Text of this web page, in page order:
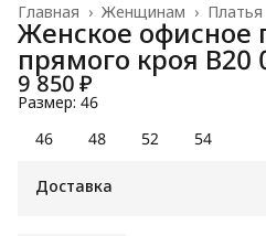
Платья
Женщинам ›
Главная ›
Женское офисное
прямого кроя B20
9 850 ₽
Размер: 46
46
48 52 54
Доставка